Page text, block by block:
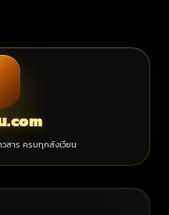
.com
สาร ครบทุกสังเวียน